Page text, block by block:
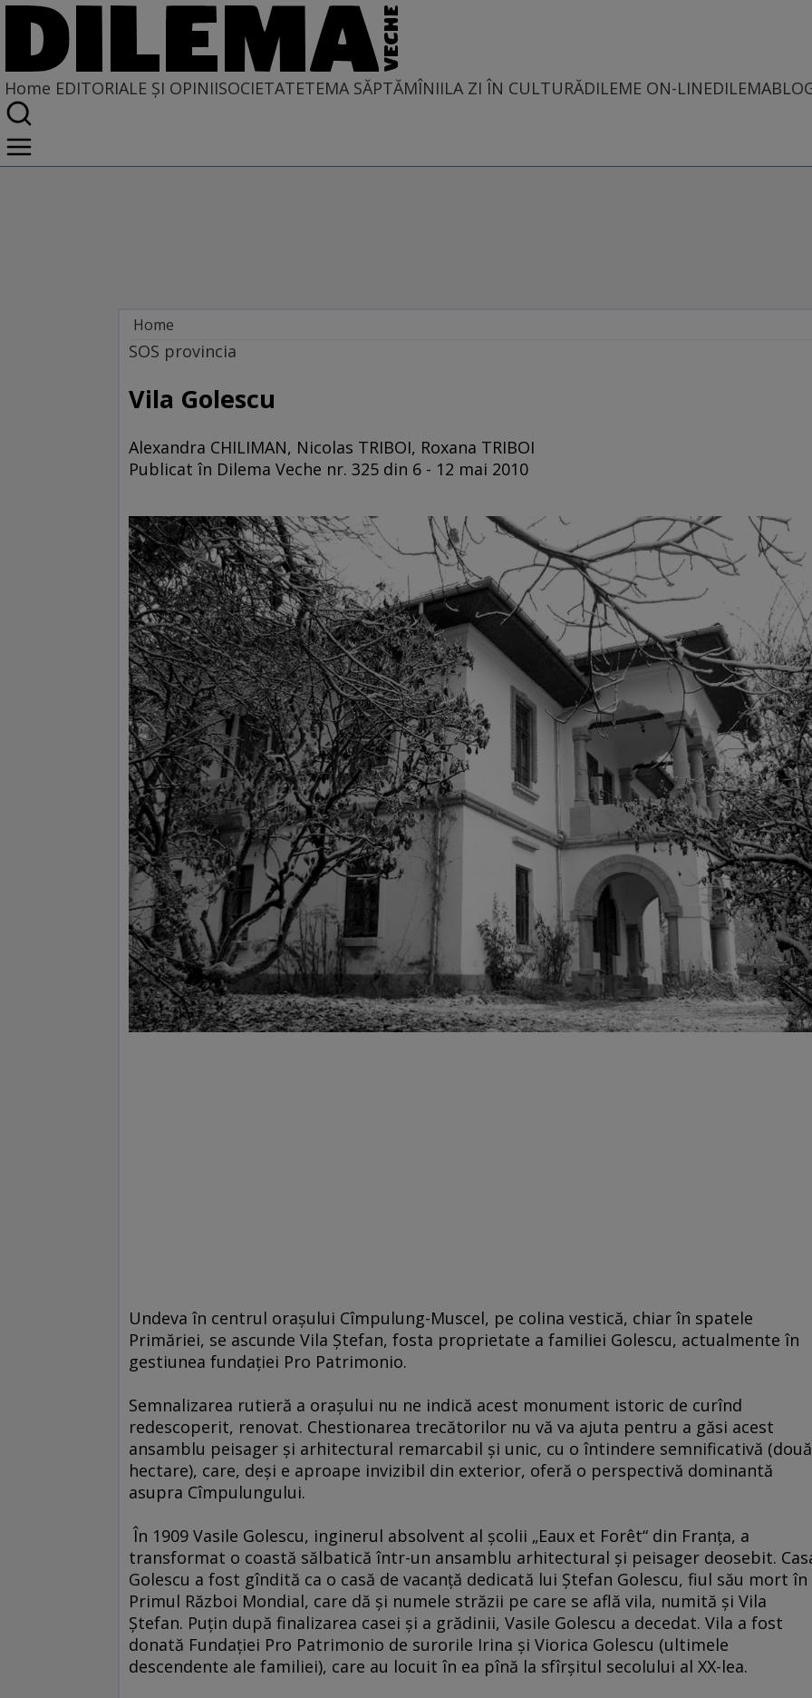
Home EDITORIALE ȘI OPINIISOCIETATETEMA SĂPTĂMÎNIILA ZI ÎN CULTURĂDILEME ON-LINE
Home
EDITORIALE ȘI OPINII
BORDEIE ȘI OBICEIE
SOS provincia
Vila Golescu
Alexandra CHILIMAN, Nicolas TRIBOI, Roxana TRIBOI
Publicat în Dilema Veche nr. 325 din 6 - 12 mai 2010
Undeva în centrul oraşului Cîmpulung-Muscel, pe colina vestică, chiar în spatele
Primăriei, se ascunde Vila Ştefan, fosta proprietate a familiei Golescu, actualmente în
gestiunea fundaţiei Pro Patrimonio.
Semnalizarea rutieră a oraşului nu ne indică acest monument istoric de curînd
redescoperit, renovat. Chestionarea trecătorilor nu vă va ajuta pentru a găsi acest
ansamblu peisager şi arhitectural remarcabil şi unic, cu o întindere semnificativă (două
hectare), care, deşi e aproape invizibil din exterior, oferă o perspectivă dominantă
asupra Cîmpulungului.
În 1909 Vasile Golescu, inginerul absolvent al şcolii „Eaux et Forêt“ din Franţa, a
transformat o coastă sălbatică într-un ansamblu arhitectural şi peisager deosebit.
Golescu a fost gîndită ca o casă de vacanţă dedicată lui Ştefan Golescu, fiul său mort în
Primul Război Mondial, care dă şi numele străzii pe care se află vila, numită şi Vila
Ştefan. Puţin după finalizarea casei şi a grădinii, Vasile Golescu a decedat. Vila a fost
donată Fundaţiei Pro Patrimonio de surorile Irina şi Viorica Golescu (ultimele
descendente ale familiei), care au locuit în ea pînă la sfîrşitul secolului al XX-lea.